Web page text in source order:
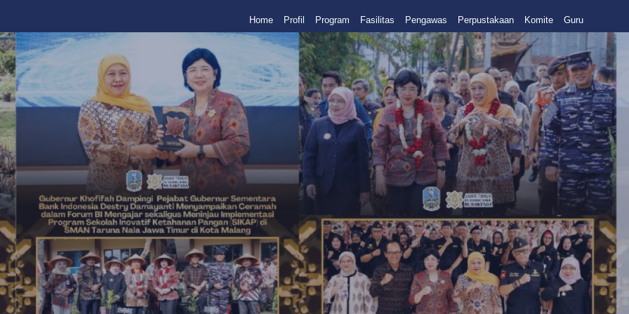
Home Profil Program Fasilitas Pengawas Perpustakaan Komite Guru